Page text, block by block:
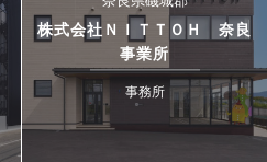
株式会社ＮＩＴＴＯＨ 奈良
事業所
事務所